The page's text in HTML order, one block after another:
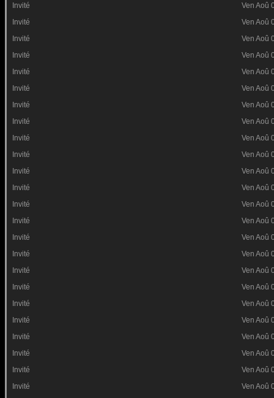
Invité
Ven Aoû
Invité
Ven Aoû
Invité
Ven Aoû
Invité
Ven Aoû
Invité
Ven Aoû
Invité
Ven Aoû
Invité
Ven Aoû
Invité
Ven Aoû
Invité
Ven Aoû
Invité
Ven Aoû
Invité
Ven Aoû
Invité
Ven Aoû
Invité
Ven Aoû
Invité
Ven Aoû
Invité
Ven Aoû
Invité
Ven Aoû
Invité
Ven Aoû
Invité
Ven Aoû
Invité
Ven Aoû
Invité
Ven Aoû
Invité
Ven Aoû
Invité
Ven Aoû
Invité
Ven Aoû
Invité
Ven Aoû